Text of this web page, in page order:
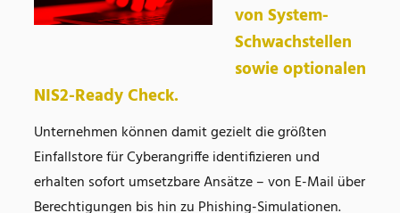
von System-
Schwachstellen
sowie optionalen
NIS2-Ready Check.
Unternehmen können damit gezielt die größten
Einfallstore für Cyberangriffe identifizieren und
erhalten sofort umsetzbare Ansätze – von E-Mail über
Berechtigungen bis hin zu Phishing-Simulationen.